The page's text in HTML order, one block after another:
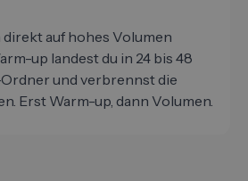
auf hohes Volumen
up landest du in 24 bis 48
und verbrennst die
Erst Warm-up, dann Volumen.